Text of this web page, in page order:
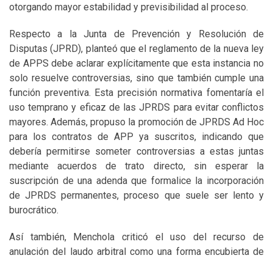
otorgando mayor estabilidad y previsibilidad al proceso.
Respecto a la Junta de Prevención y Resolución de
Disputas (JPRD), planteó que el reglamento de la nueva ley
de APPS debe aclarar explícitamente que esta instancia no
solo resuelve controversias, sino que también cumple una
función preventiva. Esta precisión normativa fomentaría el
uso temprano y eficaz de las JPRDS para evitar conflictos
mayores. Además, propuso la promoción de JPRDS Ad Hoc
para los contratos de APP ya suscritos, indicando que
debería permitirse someter controversias a estas juntas
mediante acuerdos de trato directo, sin esperar la
suscripción de una adenda que formalice la incorporación
de JPRDS permanentes, proceso que suele ser lento y
burocrático.
Así también, Menchola criticó el uso del recurso de
anulación del laudo arbitral como una forma encubierta de